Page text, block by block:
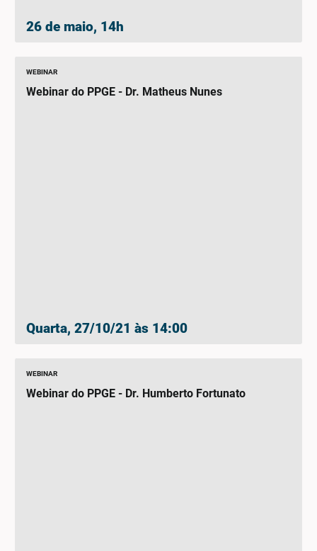
26 de maio, 14h
WEBINAR
Webinar do PPGE - Dr. Matheus Nunes
Quarta, 27/10/21 às 14:00
WEBINAR
Webinar do PPGE - Dr. Humberto Fortunato